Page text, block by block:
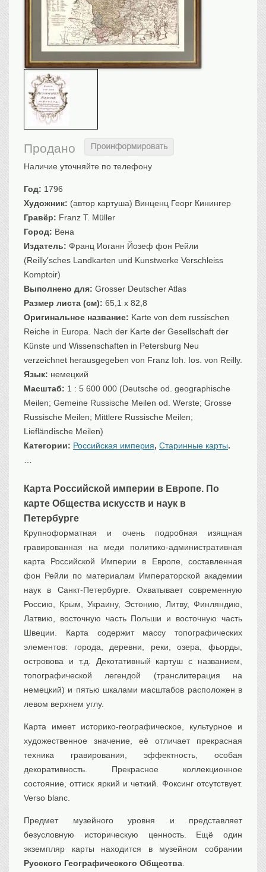
Европа
Мир
Исторические карты
Виды городов
Москва
Санкт-Петербург
Российская империя
Прочие
Севастополь, Крым
Ценные бумаги
История моды. Униформа
Гражданская мода
Униформа
Охота. Флора. Фауна
Охота
Техника, транспорт, архитектура
Архитектура
Техника
Транспорт
Флот, кораблестроение
Букинистика
Медицина
атрибутика
Выставочные
Досуг
Разное
Продано
Наличие уточняйте по телефону
Год: 1796
Художник: (автор картуша) Винценц Георг Кинингер
Гравёр: Franz T. Müller
Город: Вена
Издатель: Франц Иоганн Йозеф фон Рейли
(Reilly'sches Landkarten und Kunstwerke Verschleiss
Komptoir)
Выполнено для: Grosser Deutscher Atlas
Размер листа (см): 65,1 x 82,8
Оригинальное название: Karte von dem russischen
Reiche in Europa. Nach der Karte der Gesellschaft der
Künste und Wissenschaften in Petersburg Neu
verzeichnet herausgegeben von Franz Ioh. Ios. von Reilly.
Язык: немецкий
Масштаб: 1 : 5 600 000 (Deutsche od. geographische
Meilen; Gemeine Russische Meilen od. Werste; Grosse
Russische Meilen; Mittlere Russische Meilen;
Liefländische Meilen)
Категории: Российская империя, Старинные карты.
Карта Российской империи в Европе. По
карте Общества искусств и наук в
Петербурге
Крупноформатная и очень подробная изящная
гравированная на меди политико-административная
карта Российской Империи в Европе, составленная
фон Рейли по материалам Императорской академии
наук в Санкт-Петербурге. Охватывает современную
Россию, Крым, Украину, Эстонию, Литву, Финляндию,
Латвию, восточную часть Польши и восточную часть
Швеции. Карта содержит массу топографических
элементов: города, деревни, реки, озера, фьорды,
островова и т.д. Декотативный картуш с названием,
топографической легендой (транслитерация на
немецкий) и пятью шкалами масштабов расположен в
левом верхнем углу.
Карта имеет историко-географическое, культурное и
художественное значение, её отличает прекрасная
техника гравирования, эффектность, особая
декоративность. Прекрасное коллекционное
состояние, оттиск яркий и четкий. Фоксинг отсутствует.
Verso blanc.
Предмет музейного уровня и представляет
безусловную историческую ценность. Ещё один
экземпляр карты находится в музейном собрании
Русского Географического Общества